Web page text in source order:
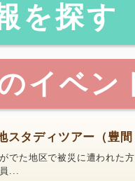
を探す
イベン
スタディツアー（豊
でた地区で被災に遭われた
...